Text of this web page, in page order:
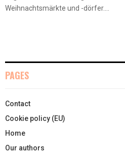
Weihnachtsmärkte und -dörfer....
PAGES
Contact
Cookie policy (EU)
Home
Our authors